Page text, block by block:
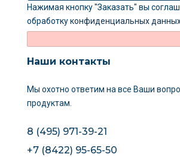
Нажимая кнопку "Заказать" вы
обработкуконфиденциальных
Наши контакты
Мы охотно ответим на все Ваши
продуктам.
8 (495) 971-39-21
+7 (8422) 95-65-50